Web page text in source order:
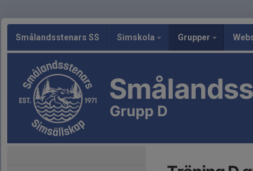
Smålandsstenars SS Simskola Grupper
Grupp D